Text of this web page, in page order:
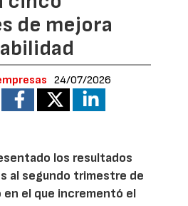
de mejora
24/07/2026
los resultados
al segundo trimestre de
en el que incrementó el